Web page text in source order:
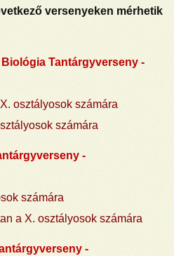
versenyeken mérhetik
Biológia Tantárgyverseny -
osztályosok számára
számára
-
számára
a X. osztályosok számára
-